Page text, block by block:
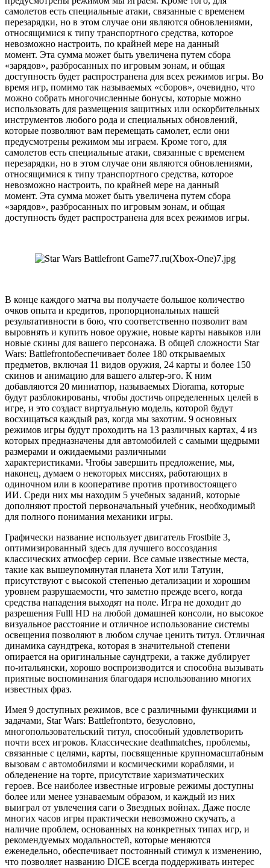
самолетов есть специальные атаки, связанные с временем
перезарядки, но в этом случае они являются обновлениями,
относящимися к типу транспортного средства, которое
невозможно настроить, по крайней мере на данный
момент. Эта сумма может быть увеличена путем сбора
«зарядов», разбросанных по игровым зонам, и общая
доступность будет распространена для всех режимов игры. Во
время игр, помимо так называемых «сборов», очевидно, что
можно собрать многочисленные бонусы, которые можно
использовать для размещения защитных или оскорбительных
инструментов любого рода и специальных обновлений,
которые позволяют вам перемещать самолет, если они
предусмотрены режимом мы играем. Кроме того, для
самолетов есть специальные атаки, связанные с временем
перезарядки, но в этом случае они являются обновлениями,
относящимися к типу транспортного средства, которое
невозможно настроить, по крайней мере на данный
момент. Эта сумма может быть увеличена путем сбора
«зарядов», разбросанных по игровым зонам, и общая
доступность будет распространена для всех режимов игры.
В конце каждого матча вы получаете большое количество
очков опыта и кредитов, пропорциональных нашей
результативности в бою, что соответственно позволит вам
выровнять и купить новое оружие, новые карты навыков или
новые скины для вашего персонажа. В общей сложности Star
Wars: Battlefrontобеспечивает более 180 открываемых
предметов, включая 11 видов оружия, 24 карты и более 150
скинов и анимацию для вашего альтер-эго. К ним
добавляются 20 миниатюр, называемых Diorama, которые
будут разблокированы, чтобы достичь определенных целей в
игре, и это создаст виртуальную модель, которой будут
восхищаться каждый раз, когда мы захотим. 9 основных
режимов игры будут проходить на 13 различных картах, 4 из
которых предназначены для автомобилей с самыми щедрыми
размерами и ожидаемыми различными
характеристиками. Чтобы завершить предложение, мы,
наконец, думаем о некоторых миссиях, работающих в
одиночном или в кооперативе против противостоящего
ИИ. Среди них мы находим 5 учебных заданий, которые
дополняют простой первоначальный учебник, необходимый
для полного понимания механики игры.
Графически название использует двигатель Frostbite 3,
оптимизированный здесь для лучшего воссоздания
классических атмосфер серии. Все самые известные места,
такие как вышеупомянутая планета Хот или Татуин,
присутствуют с высокой степенью детализации и хорошим
уровнем разрушаемости, что заметно прежде всего, когда
средства нападения выходят на поле. Игра не доходит до
разрешения Fulll HD на любой домашней консоли, но высокое
визуальное расстояние и отличное использование системы
освещения позволяют в любом случае ценить титул. Отличная
динамика саундтрека, которая в значительной степени
опирается на оригинальные саундтреки, а также дублирует
по-итальянски, хорошо воспроизводится и способна вызывать
приятные воспоминания благодаря использованию многих
известных фраз.
Имея 9 доступных режимов, все с различными функциями и
задачами, Star Wars: Battlefrontэто, безусловно,
многопользовательский титул, способный удовлетворить
почти всех игроков. Классические deathmatches, проблемы,
связанные с целями, карты, посвященные крупномасштабным
вызовам с автомобилями и космическими кораблями, и
обледенение на торте, присутствие харизматических
героев. Все наиболее известные игровые режимы доступны
более или менее узнаваемым образом, и каждый из них
выиграл от увлечения саги о Звездных войнах. Даже после
многих часов игры практически невозможно скучать, а
наличие проблем, основанных на конкретных типах игр, и
рекомендуемых модальностей, которые меняются
еженедельно, обеспечивает постоянный стимул к изменению,
что позволяет названию DICE всегда поддерживать интерес